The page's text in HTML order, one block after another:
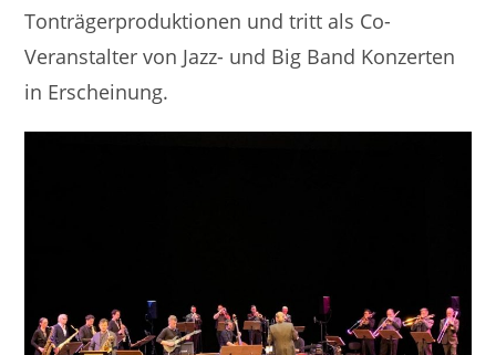
Tonträgerproduktionen und tritt als Co-
Veranstalter von Jazz- und Big Band Konzerten
in Erscheinung.